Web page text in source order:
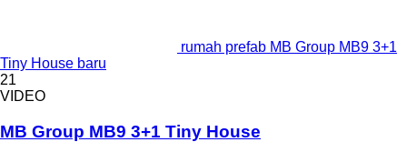
rumah prefab MB Group MB9 3+1
Tiny House baru
21
VIDEO
MB Group MB9 3+1 Tiny House